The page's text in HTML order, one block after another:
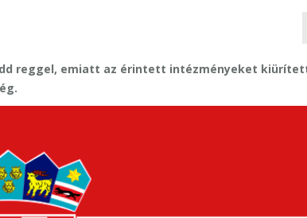
reggel, emiatt az érintett intézményeket